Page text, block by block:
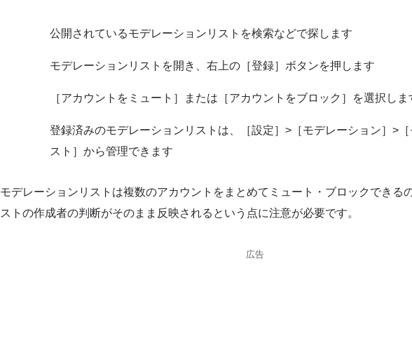
公開されているモデレーションリストを検索などで探します
モデレーションリストを開き、右上の［登録］ボタンを押します
［アカウントをミュート］または［アカウントをブロック］を選択しま
登録済みのモデレーションリストは、［設定］>［モデレーション］>［
スト］から管理できます
モデレーションリストは複数のアカウントをまとめてミュート・ブロックできる
ストの作成者の判断がそのまま反映されるという点に注意が必要です。
広告